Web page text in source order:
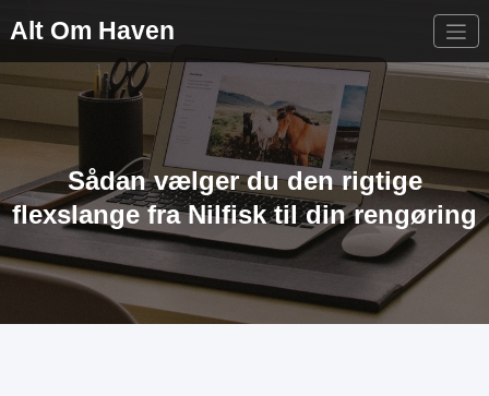
Alt Om Haven
Sådan vælger du den rigtige
flexslange fra Nilfisk til din rengøring